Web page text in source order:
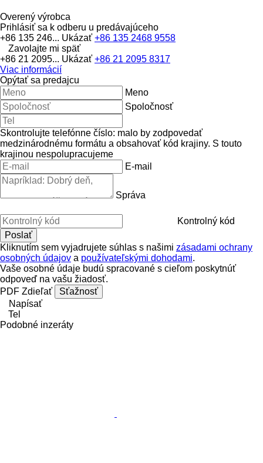
Overený výrobca
Prihlásiť sa k odberu u predávajúceho
+86 135 246... Ukázať +86 135 2468 9558
Zavolajte mi späť
+86 21 2095... Ukázať +86 21 2095 8317
Viac informácií
Opýtať sa predajcu
Meno
Spoločnosť
Skontrolujte telefónne číslo: malo by zodpovedať
medzinárodnému formátu a obsahovať kód krajiny. S touto
krajinou nespolupracujeme
E-mail
Správa
Kontrolný kód
Kliknutím sem vyjadrujete súhlas s našimi zásadami ochrany
osobných údajov a používateľskými dohodami.
Vaše osobné údaje budú spracované s cieľom poskytnúť
odpoveď na vašu žiadosť.
PDF Zdieľať
Sťažnosť
Napísať
Tel
Podobné inzeráty